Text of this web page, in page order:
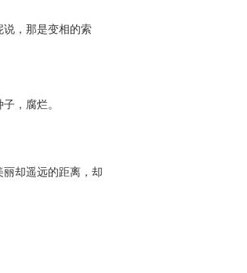
，那是变相的索
，腐烂。
却遥远的距离，却